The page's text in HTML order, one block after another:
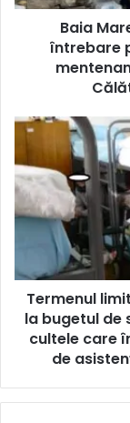
Baia
întrebare
Termenul
la bugetul de
cultele care
de